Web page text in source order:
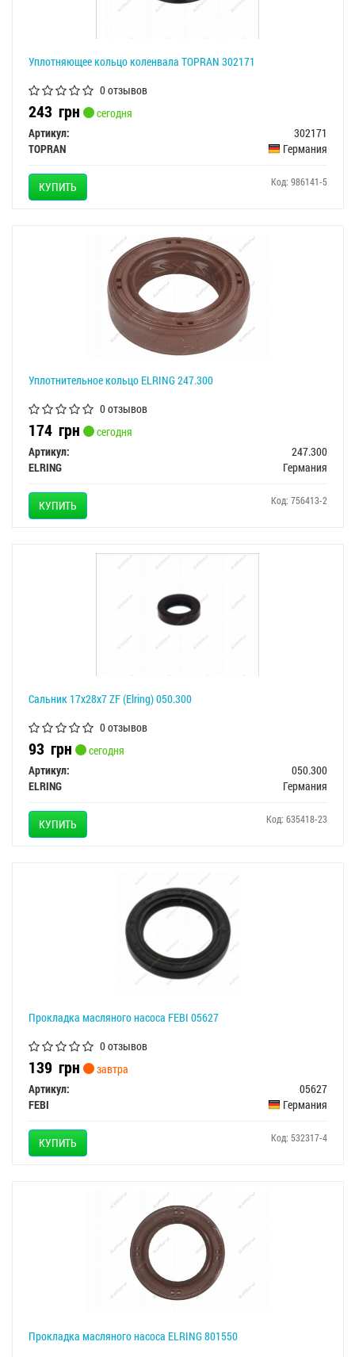
Уплотняющее кольцо коленвала TOPRAN 302171
0 отзывов
243 грн
сегодня
Артикул:
302171
TOPRAN
Германия
КУПИТЬ Код: 986141-5
Уплотнительное кольцо ELRING 247.300
0 отзывов
174 грн
сегодня
Артикул:
247.300
ELRING
Германия
КУПИТЬ Код: 756413-2
Сальник 17x28x7 ZF (Elring) 050.300
0 отзывов
93 грн
сегодня
Артикул:
050.300
ELRING
Германия
КУПИТЬ Код: 635418-23
Прокладка масляного насоса FEBI 05627
0 отзывов
139 грн
завтра
Артикул:
05627
FEBI
Германия
КУПИТЬ Код: 532317-4
Прокладка масляного насоса ELRING 801550